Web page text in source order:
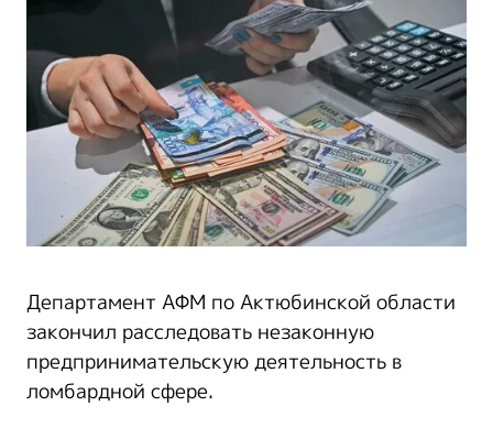
Департамент АФМ по Актюбинской области
закончил расследовать незаконную
предпринимательскую деятельность в
ломбардной сфере.